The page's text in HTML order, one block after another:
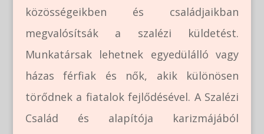
közösségeikben és családjaikban
megvalósítsák a szalézi küldetést​.
Munkatársak lehetnek egyedülálló vagy
házas férfiak és nők, akik különösen
törődnek a fiatalok fejlődésével. A Szalézi
Család és alapítója karizmájából